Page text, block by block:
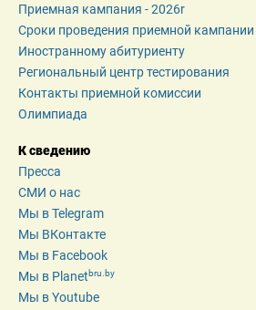
Приемная кампания - 2026r
Сроки проведения приемной кампании
Иностранному абитуриенту
Региональный центр тестирования
Контакты приемной комиссии
Олимпиада
К сведению
Пресса
СМИ о нас
Мы в Telegram
Мы ВКонтакте
Мы в Facebook
Мы в Planetbru.by
Мы в Youtube